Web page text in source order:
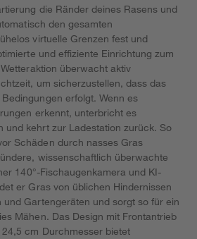
die Ränder deines Rasens und
den gesamten
virtuelle Grenzen fest und
und effiziente Einrichtung zum
überwacht aktiv
um sicherzustellen, dass das
erfolgt. Wenn es
erkennt, unterbricht es
und kehrt zur Ladestation zurück. So
Schäden durch nasses Gras
wissenschaftlich überwachte
140°-Fischaugenkamera und KI-
er Gras von üblichen Hindernissen
Gartengeräten und sorgt so für ein
Mähen. Das Design mit Frontantrieb
cm Durchmesser bietet